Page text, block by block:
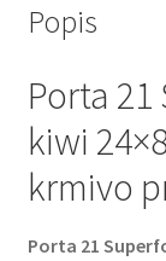
Škrabadla pro
Veterinární
Vše pro psy —
Boudy a výběhy
Popis
Porta
kiwi
krmivo
Porta 21